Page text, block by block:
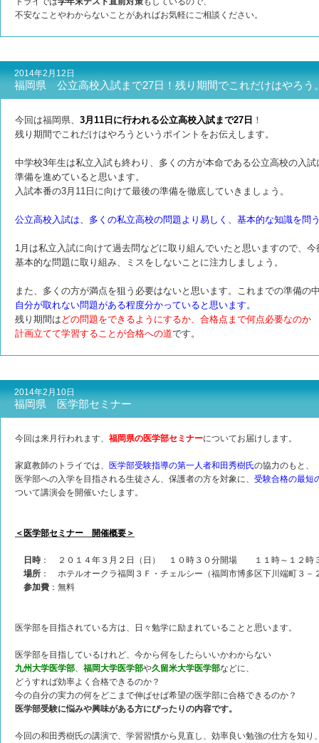
不安なことやわからないことがあればお気軽にご相談ください。
2014年2月12日
福岡県 公立高校入試まで27日！残り期間でこれだけはやろう
今回は福岡県、 3月11日に行われる公立高校入試まで27日 ！
残り期間でこれだけはやろうというポイントをお伝えします。
中学校3年生は私立入試も終わり、多くの方が本命である公立高校の入試
準備を進めていると思います。
入試本番の3月11日に向けて最後の準備を徹底していきましょう。
公立高校入試は、多くの私立高校の問題より易しく、基本的な知識を問
1月は私立入試に向けて過去問などに取り組んでいたと思いますので、今
基本的な問題に取り組み、ミスをしないことに注力しましょう。
また、多くの方が満点を狙う必要はないと思います。これまでの準備の
自分が取れない問題がある程度分かっていると思います。
残り期間は どの問題をできるようにするか、合格点まで何点必要なのか
計画立てて学習することが合格への道です。
2014年2月10日
福岡県 医学部セミナー
今回は来月行われます、 福岡県の医学部セミナーについてお届けします。
家庭教師のトライでは、 医学部受験指導の第一人者和田秀樹氏の協力のもと、
医学部への入学を目指される生徒さん、保護者の方を対象に、 受験合格の最短
ついて講演会を開催いたします。
＜医学部セミナー 開催概要＞
日時： ２０１４年３月２日（日） １０時３０分開場 １１時～１２時
場所 ： ホテルオークラ福岡３Ｆ・チェルシー（福岡市博多区下川端町３－
参加費 ：無料
医学部を目指されている方は、日々勉学に励まれていることと思います。
医学部を目指しているけれど、今から何をしたらいいかわからない
九州大学医学部、 福岡大学医学部や久留米大学医学部などに、
どうすれば効率よく合格できるのか？
今の自分の実力の何をどこまで伸ばせば希望の医学部に合格できるのか？
医学部受験に悩みや興味がある方にぴったりの内容です。
今回の和田秀樹氏の講演で、学習習慣から見直し、効率良い勉強の仕方を知り